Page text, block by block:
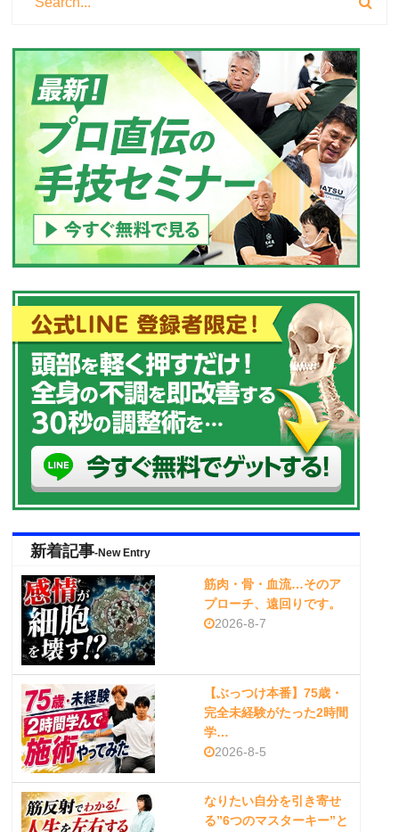
新着記事-New Entry
筋肉・骨・血流…そのア
プローチ、遠回りです。
2026-8-7
【ぶっつけ本番】75歳・
完全未経験がたった2時間
学…
2026-8-5
なりたい自分を引き寄せ
る”6つのマスターキー”と